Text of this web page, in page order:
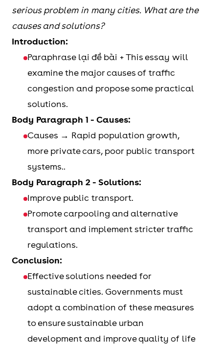
serious problem in many cities. What are the
causes and solutions?
Introduction:
Paraphrase lại đề bài + This essay will
examine the major causes of traffic
congestion and propose some practical
solutions.
Body Paragraph 1 - Causes:
Causes → Rapid population growth,
more private cars, poor public transport
systems..
Body Paragraph 2 - Solutions:
Improve public transport.
Promote carpooling and alternative
transport and implement stricter traffic
regulations.
Conclusion:
Effective solutions needed for
sustainable cities. Governments must
adopt a combination of these measures
to ensure sustainable urban
development and improve quality of life